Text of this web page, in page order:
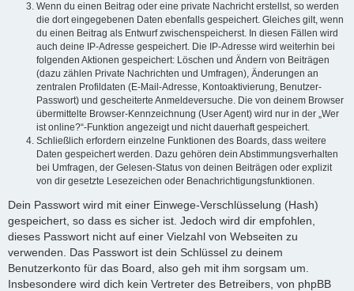
Wenn du einen Beitrag oder eine private Nachricht erstellst, so werden
die dort eingegebenen Daten ebenfalls gespeichert. Gleiches gilt, wenn
du einen Beitrag als Entwurf zwischenspeicherst. In diesen Fällen wird
auch deine IP-Adresse gespeichert. Die IP-Adresse wird weiterhin bei
folgenden Aktionen gespeichert: Löschen und Ändern von Beiträgen
(dazu zählen Private Nachrichten und Umfragen), Änderungen an
zentralen Profildaten (E-Mail-Adresse, Kontoaktivierung, Benutzer-
Passwort) und gescheiterte Anmeldeversuche. Die von deinem Browser
übermittelte Browser-Kennzeichnung (User Agent) wird nur in der „Wer
ist online?“-Funktion angezeigt und nicht dauerhaft gespeichert.
Schließlich erfordern einzelne Funktionen des Boards, dass weitere
Daten gespeichert werden. Dazu gehören dein Abstimmungsverhalten
bei Umfragen, der Gelesen-Status von deinen Beiträgen oder explizit
von dir gesetzte Lesezeichen oder Benachrichtigungsfunktionen.
Dein Passwort wird mit einer Einwege-Verschlüsselung (Hash)
gespeichert, so dass es sicher ist. Jedoch wird dir empfohlen,
dieses Passwort nicht auf einer Vielzahl von Webseiten zu
verwenden. Das Passwort ist dein Schlüssel zu deinem
Benutzerkonto für das Board, also geh mit ihm sorgsam um.
Insbesondere wird dich kein Vertreter des Betreibers, von phpBB